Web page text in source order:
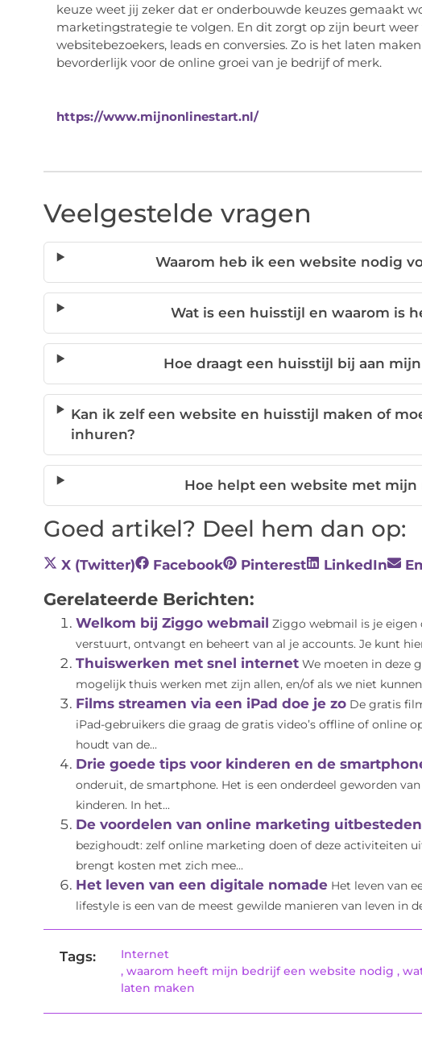
keuze weet jij zeker dat er onderbouwde keuzes gemaakt
marketingstrategie te volgen. En dit zorgt op zijn beurt
websitebezoekers, leads en conversies. Zo is het laten
bevorderlijk voor de online groei van je bedrijf of merk.
https://www.mijnonlinestart.nl/
Veelgestelde vragen
Waarom heb ik een website nodig
Wat is een huisstijl en waarom is
Hoe draagt een huisstijl bij aan
Kan ik zelf een website en huisstijl maken of
inhuren?
Hoe helpt een website met mijn
Goed artikel? Deel hem dan op:
X (Twitter) Facebook Pinterest LinkedIn
Gerelateerde Berichten:
Welkom bij Ziggo webmail Ziggo webmail is je eigen
verstuurt, ontvangt en beheert van al je accounts. Je kunt
Thuiswerken met snel internet We moeten in deze
mogelijk thuis werken met zijn allen, en/of als we niet
Films streamen via een iPad doe je zo De gratis
iPad-gebruikers die graag de gratis video’s offline of online
houdt van de...
Drie goede tips voor kinderen en de
onderuit, de smartphone. Het is een onderdeel geworden
kinderen. In het...
De voordelen van online marketing uitbesteden
bezighoudt: zelf online marketing doen of deze activiteiten
brengt kosten met zich mee...
Het leven van een digitale nomade Het leven van
lifestyle is een van de meest gewilde manieren van leven in
Tags:
Internet
,waarom heeft mijn bedrijf een website nodig ,
laten maken